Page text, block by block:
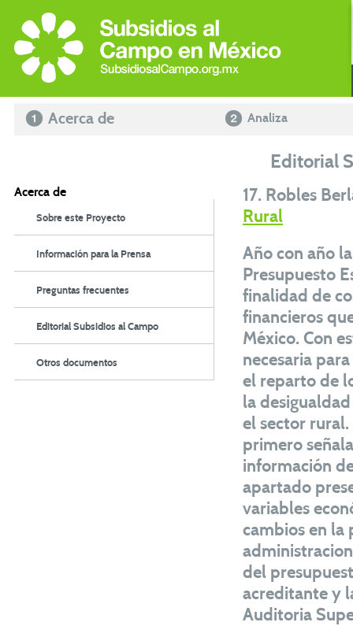
Acerca de Analiza
Editorial
Acerca de
Sobre este Proyecto
Información para la Prensa
Preguntas frecuentes
Editorial Subsidios al Campo
Otros documentos
17. Robles
Rural
Año con año
Presupuesto
finalidad de
financieros
México. Con
necesaria
el reparto de
la
el sector
primero
información
apartado
variables
cambios en la
del
acreditante y
Auditoria